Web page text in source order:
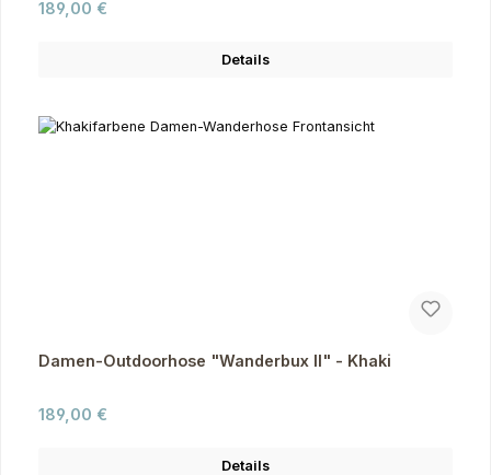
Regulärer Preis:
189,00 €
Details
Damen-Outdoorhose "Wanderbux II" - Khaki
Regulärer Preis:
189,00 €
Details